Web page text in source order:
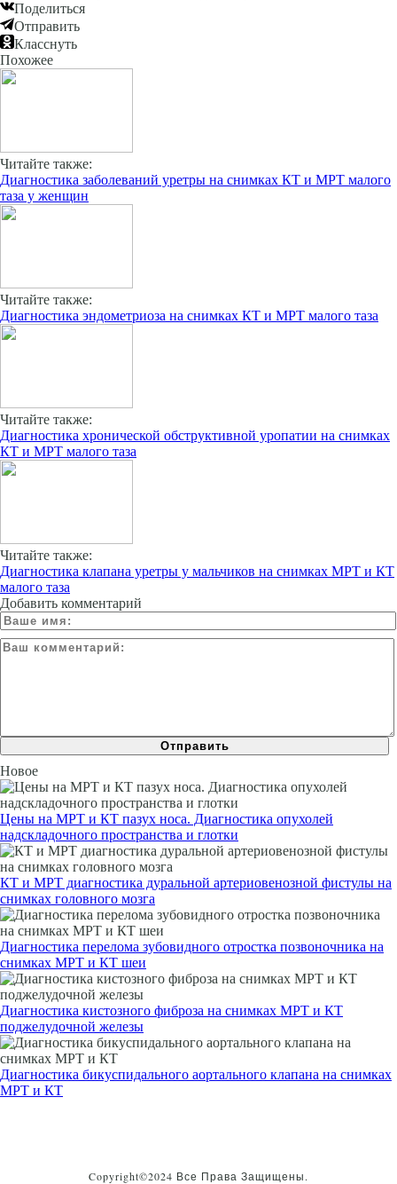
Поделиться
Отправить
Класснуть
Похожее
Читайте также:
Диагностика заболеваний уретры на снимках КТ и МРТ малого
таза у женщин
Читайте также:
Диагностика эндометриоза на снимках КТ и МРТ малого таза
Читайте также:
Диагностика хронической обструктивной уропатии на снимках
КТ и МРТ малого таза
Читайте также:
Диагностика клапана уретры у мальчиков на снимках МРТ и КТ
малого таза
Добавить комментарий
Новое
Цены на МРТ и КТ пазух носа. Диагностика опухолей
надскладочного пространства и глотки
КТ и МРТ диагностика дуральной артериовенозной фистулы на
снимках головного мозга
Диагностика перелома зубовидного отростка позвоночника на
снимках МРТ и КТ шеи
Диагностика кистозного фиброза на снимках МРТ и КТ
поджелудочной железы
Диагностика бикуспидального аортального клапана на снимках
МРТ и КТ
Copyright©2024 Все Права Защищены.